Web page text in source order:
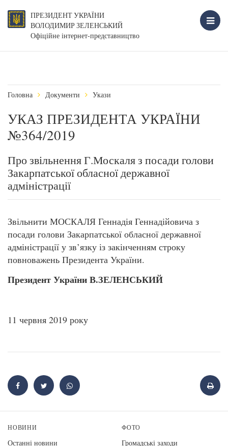
ПРЕЗИДЕНТ УКРАЇНИ
ВОЛОДИМИР ЗЕЛЕНСЬКИЙ
Офіційне інтернет-представництво
Головна Документи Укази
УКАЗ ПРЕЗИДЕНТА УКРАЇНИ
№364/2019
Про звільнення Г.Москаля з посади голови
Закарпатської обласної державної
адміністрації
Звільнити МОСКАЛЯ Геннадія Геннадійовича з
посади голови Закарпатської обласної державної
адміністрації у зв’язку із закінченням строку
повноважень Президента України.
Президент України В.ЗЕЛЕНСЬКИЙ
11 червня 2019 року
НОВИНИ
Останні новини
ФОТО
Громадські заходи